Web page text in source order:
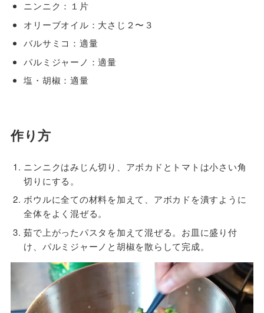
ニンニク：１片
オリーブオイル：大さじ２〜３
バルサミコ：適量
パルミジャーノ：適量
塩・胡椒：適量
作り方
ニンニクはみじん切り、アボカドとトマトは小さい角
切りにする。
ボウルに全ての材料を加えて、アボカドを潰すように
全体をよく混ぜる。
茹で上がったパスタを加えて混ぜる。お皿に盛り付
け、パルミジャーノと胡椒を散らして完成。